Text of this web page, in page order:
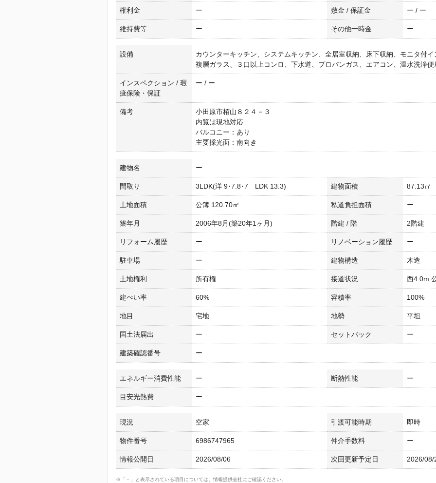
権利金 ー 敷金 / 保証金 ー / ー
維持費等 ー その他一時金 ー
設備
カウンターキッチン、システムキッチン、全居室収納、床下収納、モニタ付イ
複層ガラス、３口以上コンロ、下水道、プロパンガス、エアコン、温水洗浄便
インスペクション / 瑕
疵保険・保証
ー / ー
備考
小田原市栢山８２４－３
内覧は現地対応
バルコニー：あり
主要採光面：南向き
建物名 ー
間取り 3LDK(洋 9･7.8･7 LDK 13.3) 建物面積 87.13㎡
土地面積 公簿 120.70㎡ 私道負担面積 ー
築年月 2006年8月(築20年1ヶ月) 階建 / 階 2階建
リフォーム履歴 ー リノベーション履歴 ー
駐車場 ー 建物構造 木造
土地権利 所有権 接道状況 西4.0m
建ぺい率 60% 容積率 100%
地目 宅地 地勢 平坦
国土法届出 ー セットバック ー
建築確認番号 ー
エネルギー消費性能 ー 断熱性能 ー
目安光熱費 ー
現況 空家 引渡可能時期 即時
物件番号 6986747965 仲介手数料 ー
情報公開日 2026/08/06 次回更新予定日 2026/08/
※「－」と表示されている項目については、情報提供会社にご確認ください。